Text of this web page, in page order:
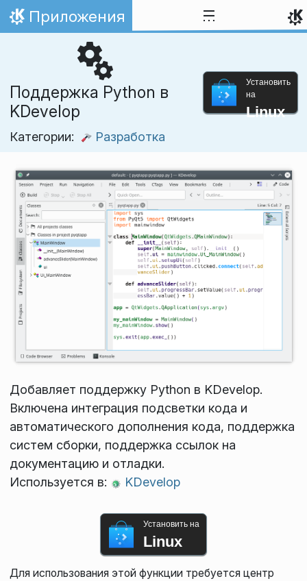
Перейти к содержимому
На главную
Приложения
Поддержка Python в
KDevelop
Категории: Разработка
Установить
на
Linux
Добавляет поддержку Python в KDevelop.
Включена интеграция подсветки кода и
автоматического дополнения кода, поддержка
систем сборки, поддержка ссылок на
документацию и отладки.
Используется в:
KDevelop
Установить на
Linux
Для использования этой функции требуется центр